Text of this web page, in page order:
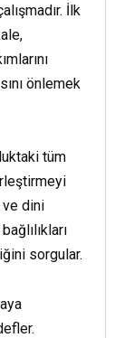
İlk
önlemek
tüm
ve dini
sorgular.